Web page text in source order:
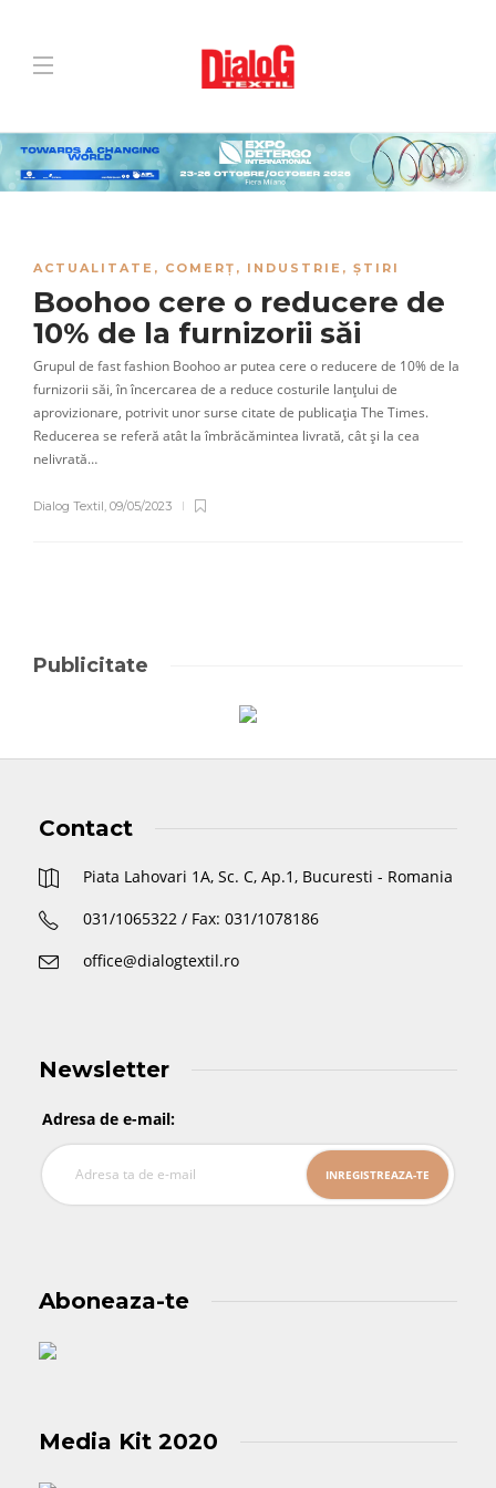
ACTUALITATE , COMERȚ , INDUSTRIE , ȘTIRI
Boohoo cere o reducere de
10% de la furnizorii săi
Grupul de fast fashion Boohoo ar putea cere o reducere de 10% de la
furnizorii săi, în încercarea de a reduce costurile lanțului de
aprovizionare, potrivit unor surse citate de publicația The Times.
Reducerea se referă atât la îmbrăcămintea livrată, cât și la cea
nelivrată…
Dialog Textil, 09/05/2023
Publicitate
Contact
Piata Lahovari 1A, Sc. C, Ap.1, Bucuresti - Romania
031/1065322 / Fax: 031/1078186
office@dialogtextil.ro
Newsletter
Adresa de e-mail:
Aboneaza-te
Media Kit 2020